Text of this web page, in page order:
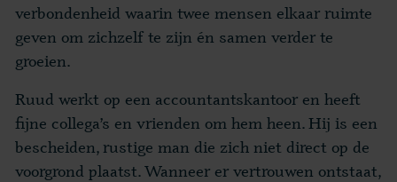
verbondenheid waarin twee mensen elkaar ruimte
geven om zichzelf te zijn én samen verder te
groeien.
Ruud werkt op een accountantskantoor en heeft
fijne collega’s en vrienden om hem heen. Hij is een
bescheiden, rustige man die zich niet direct op de
voorgrond plaatst. Wanneer er vertrouwen ontstaat,